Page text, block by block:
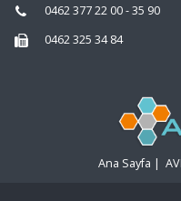
0462 377 22 00 - 35 90
0462 325 34 84
Ana Sayfa |